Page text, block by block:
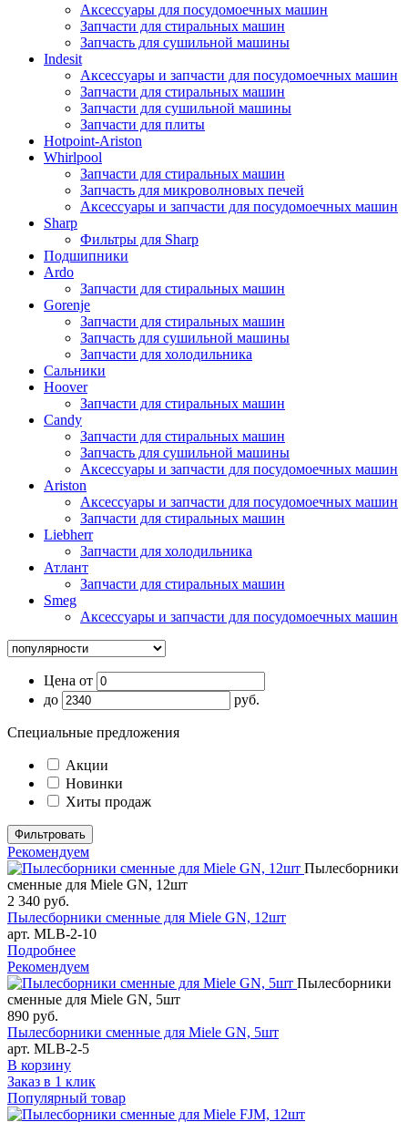
Аксессуары для посудомоечных машин
Запчасти для стиральных машин
Запчасть для сушильной машины
Indesit
Аксессуары и запчасти для посудомоечных машин
Запчасти для стиральных машин
Запчасти для сушильной машины
Запчасти для плиты
Hotpoint-Ariston
Whirlpool
Запчасти для стиральных машин
Запчасть для микроволновых печей
Аксессуары и запчасти для посудомоечных машин
Sharp
Фильтры для Sharp
Подшипники
Ardo
Запчасти для стиральных машин
Gorenje
Запчасти для стиральных машин
Запчасть для сушильной машины
Запчасти для холодильника
Сальники
Hoover
Запчасти для стиральных машин
Candy
Запчасти для стиральных машин
Запчасть для сушильной машины
Аксессуары и запчасти для посудомоечных машин
Ariston
Аксессуары и запчасти для посудомоечных машин
Запчасти для стиральных машин
Liebherr
Запчасти для холодильника
Атлант
Запчасти для стиральных машин
Smeg
Аксессуары и запчасти для посудомоечных машин
Цена от
до
руб.
Специальные предложения
Акции
Новинки
Хиты продаж
Рекомендуем
Пылесборники
сменные для Miele GN, 12шт
2 340 руб.
Пылесборники сменные для Miele GN, 12шт
арт. MLB-2-10
Подробнее
Рекомендуем
Пылесборники
сменные для Miele GN, 5шт
890 руб.
Пылесборники сменные для Miele GN, 5шт
арт. MLB-2-5
В корзину
Заказ в 1 клик
Популярный товар